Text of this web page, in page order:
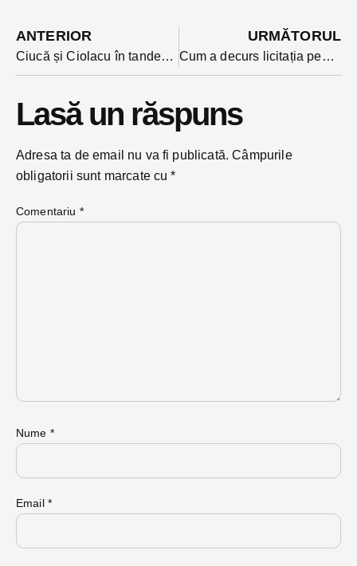
ANTERIOR
Ciucă și Ciolacu în tandem, anunț pe facebook despre noul pachet de măsuri sociale decise în coaliție
URMĂTORUL
Cum a decurs licitația pentru nouă spații comerciale din buricul Bistriței, toate proprietatea Primăriei? A avut trecere doar cel mai scump, o proprietate de 84 de mp.
Lasă un răspuns
Adresa ta de email nu va fi publicată. Câmpurile
obligatorii sunt marcate cu*
Comentariu *
Nume *
Email *